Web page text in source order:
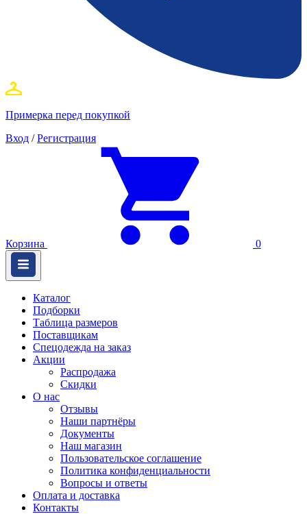
Примерка перед покупкой
Вход / Регистрация
Корзина 0
Каталог
Подборки
Таблица размеров
Поставщикам
Спецодежда на заказ
Акции
Распродажа
Скидки
О нас
Отзывы
Наши партнёры
Документы
Наш магазин
Пользовательское соглашение
Политика конфиденциальности
Вопросы и ответы
Оплата и доставка
Контакты